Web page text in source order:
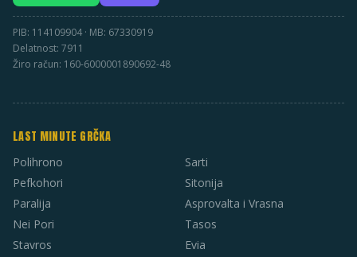
PIB: 114109904 · MB: 67330919
Delatnost: 7911
Žiro račun: 160-6000001890692-48
LAST MINUTE GRČKA
Polihrono
Pefkohori
Paralija
Nei Pori
Stavros
Sarti
Sitonija
Asprovalta i Vrasna
Tasos
Evia